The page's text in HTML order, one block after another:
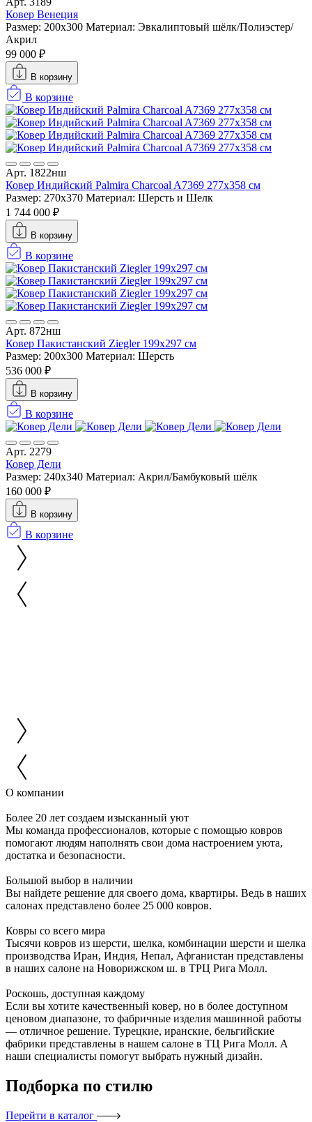
Ковер Венеция
Размер: 200х300 Материал: Эвкалиптовый шёлк/Полиэстер/
Акрил
99 000 ₽
В корзину
В корзине
Арт. 1822нш
Ковер Индийский Palmira Charcoal A7369 277x358 см
Размер: 270x370 Материал: Шерсть и Шелк
1 744 000 ₽
В корзину
В корзине
Арт. 872нш
Ковер Пакистанский Ziegler 199x297 см
Размер: 200x300 Материал: Шерсть
536 000 ₽
В корзину
В корзине
Арт. 2279
Ковер Дели
Размер: 240x340 Материал: Акрил/Бамбуковый шёлк
160 000 ₽
В корзину
В корзине
О компании
Более 20 лет создаем изысканный уют
Мы команда профессионалов, которые с помощью ковров
помогают людям наполнять свои дома настроением уюта,
достатка и безопасности.
Большой выбор в наличии
Вы найдете решение для своего дома, квартиры. Ведь в наших
салонах представлено более 25 000 ковров.
Ковры со всего мира
Тысячи ковров из шерсти, шелка, комбинации шерсти и шелка
производства Иран, Индия, Непал, Афганистан представлены
в наших салоне на Новорижском ш. в ТРЦ Рига Молл.
Роскошь, доступная каждому
Если вы хотите качественный ковер, но в более доступном
ценовом диапазоне, то фабричные изделия машинной работы
— отличное решение. Турецкие, иранские, бельгийские
фабрики представлены в нашем салоне в ТЦ Рига Молл. А
наши специалисты помогут выбрать нужный дизайн.
Подборка по стилю
Перейти в каталог